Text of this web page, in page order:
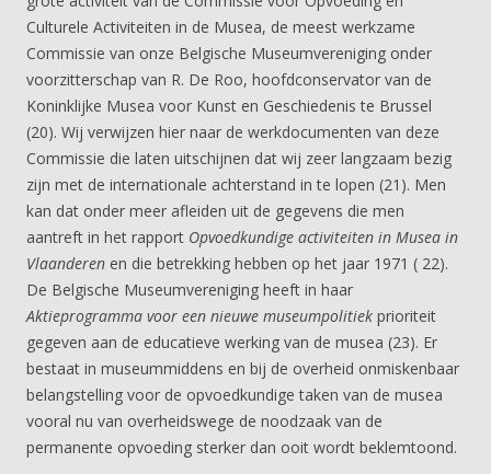
Culturele Activiteiten in de Musea, de meest werkzame
Commissie van onze Belgische Museumvereniging onder
voorzitterschap van R. De Roo, hoofdconservator van de
Koninklijke Musea voor Kunst en Geschiedenis te Brussel
(20). Wij verwijzen hier naar de werkdocumenten van deze
Commissie die laten uitschijnen dat wij zeer langzaam bezig
zijn met de internationale achterstand in te lopen (21). Men
kan dat onder meer afleiden uit de gegevens die men
aantreft in het rapport Opvoedkundige activiteiten in Musea in
Vlaanderen en die betrekking hebben op het jaar 1971 ( 22).
De Belgische Museumvereniging heeft in haar
Aktieprogramma voor een nieuwe museumpolitiek prioriteit
gegeven aan de educatieve werking van de musea (23). Er
bestaat in museummiddens en bij de overheid onmiskenbaar
belangstelling voor de opvoedkundige taken van de musea
vooral nu van overheidswege de noodzaak van de
permanente opvoeding sterker dan ooit wordt beklemtoond.